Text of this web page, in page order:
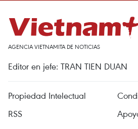
AGENCIA VIETNAMITA DE NOTICIAS
Editor en jefe: TRAN TIEN DUAN
Propiedad Intelectual
RSS